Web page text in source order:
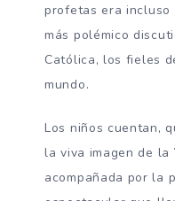
profetas era incluso
más polémico
Católica, los fieles
mundo.
Los niños cuentan,
la viva imagen de la
acompañada por la